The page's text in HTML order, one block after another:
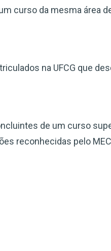
curso da mesma área
na UFCG que
de um curso
reconhecidas pelo